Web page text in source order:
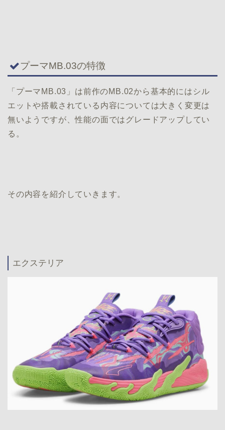
プーマMB.03の特徴
「プーマMB.03」は前作のMB.02から基本的にはシル
エットや搭載されている内容については大きく変更は
無いようですが、性能の面ではグレードアップしてい
る。
その内容を紹介していきます。
エクステリア